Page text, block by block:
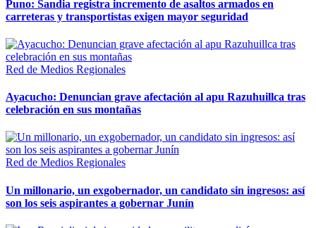
Puno: Sandia registra incremento de asaltos armados en
carreteras y transportistas exigen mayor seguridad
Red de Medios Regionales
Ayacucho: Denuncian grave afectación al apu Razuhuillca tras
celebración en sus montañas
Red de Medios Regionales
Un millonario, un exgobernador, un candidato sin ingresos: así
son los seis aspirantes a gobernar Junín